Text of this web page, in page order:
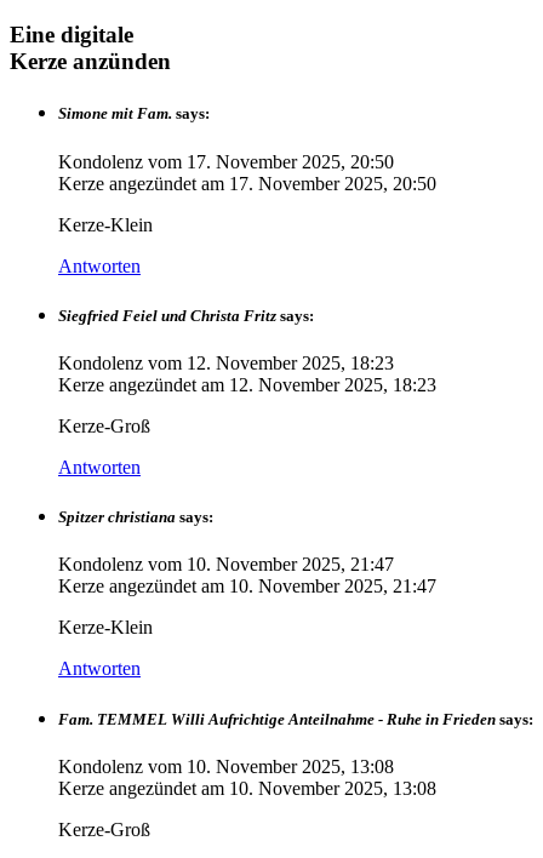
Eine digitale
Kerze anzünden
Simone mit Fam. says:
Kondolenz vom 17. November 2025, 20:50
Kerze angezündet am 17. November 2025, 20:50
Kerze-Klein
Antworten
Siegfried Feiel und Christa Fritz says:
Kondolenz vom 12. November 2025, 18:23
Kerze angezündet am 12. November 2025, 18:23
Kerze-Groß
Antworten
Spitzer christiana says:
Kondolenz vom 10. November 2025, 21:47
Kerze angezündet am 10. November 2025, 21:47
Kerze-Klein
Antworten
Fam. TEMMEL Willi Aufrichtige Anteilnahme - Ruhe in Frieden says:
Kondolenz vom 10. November 2025, 13:08
Kerze angezündet am 10. November 2025, 13:08
Kerze-Groß